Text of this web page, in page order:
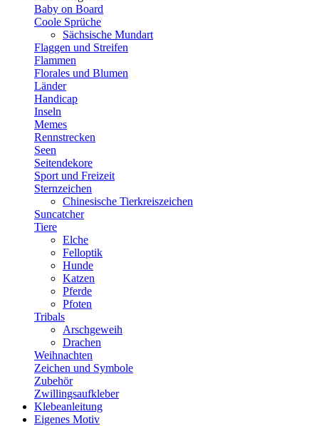
Baby on Board
Coole Sprüche
Sächsische Mundart
Flaggen und Streifen
Flammen
Florales und Blumen
Länder
Handicap
Inseln
Memes
Rennstrecken
Seen
Seitendekore
Sport und Freizeit
Sternzeichen
Chinesische Tierkreiszeichen
Suncatcher
Tiere
Elche
Felloptik
Hunde
Katzen
Pferde
Pfoten
Tribals
Arschgeweih
Drachen
Weihnachten
Zeichen und Symbole
Zubehör
Zwillingsaufkleber
Klebeanleitung
Eigenes Motiv